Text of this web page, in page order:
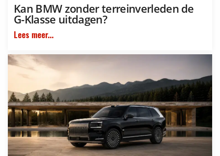
Kan BMW zonder terreinverleden de
G-Klasse uitdagen?
Lees meer...